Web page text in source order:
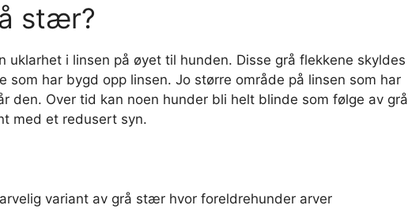
stær?
i linsen på øyet til hunden. Disse grå flekkene skyldes
har bygd opp linsen. Jo større område på linsen som har
den. Over tid kan noen hunder bli helt blinde som følge av grå
med et redusert syn.
variant av grå stær hvor foreldrehunder arver